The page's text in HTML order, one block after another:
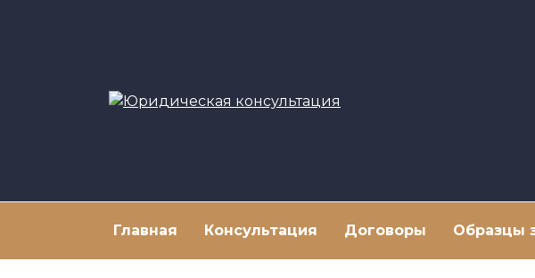
Главная Консультация Договоры Образцы